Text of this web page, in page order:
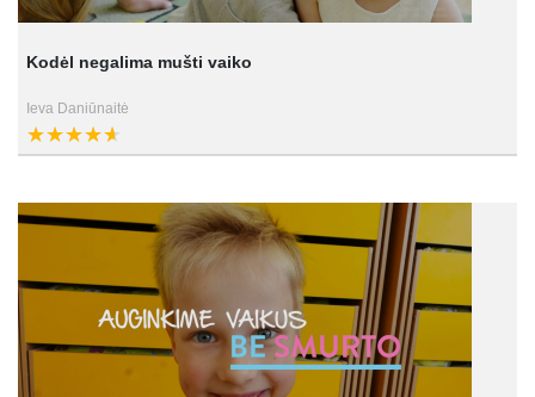
Kodėl negalima mušti vaiko
Ieva Daniūnaitė